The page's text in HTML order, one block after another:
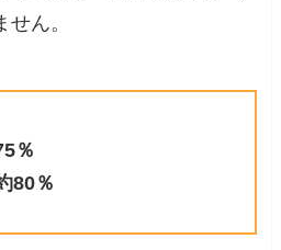
ん。
％
80％